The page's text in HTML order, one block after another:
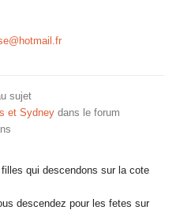
sujet
et Sydney dans le forum
qui descendons sur la cote
descendez pour les fetes sur